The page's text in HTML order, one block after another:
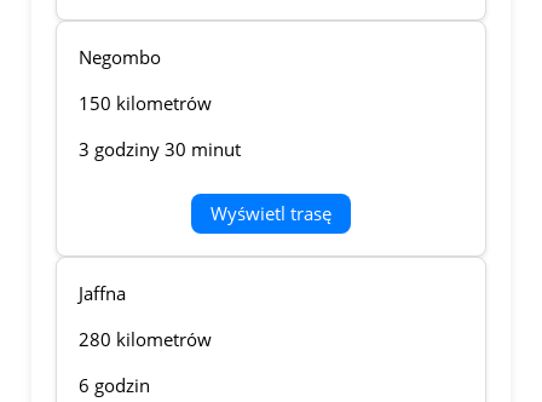
Negombo
150 kilometrów
3 godziny 30 minut
Wyświetl trasę
Jaffna
280 kilometrów
6 godzin